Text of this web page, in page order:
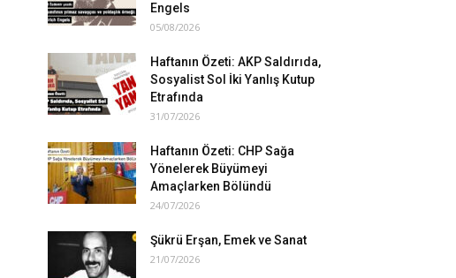
Engels
05/08/2026
Haftanın Özeti: AKP Saldırıda,
Sosyalist Sol İki Yanlış Kutup
Etrafında
31/07/2026
Haftanın Özeti: CHP Sağa
Yönelerek Büyümeyi
Amaçlarken Bölündü
24/07/2026
Şükrü Erşan, Emek ve Sanat
21/07/2026